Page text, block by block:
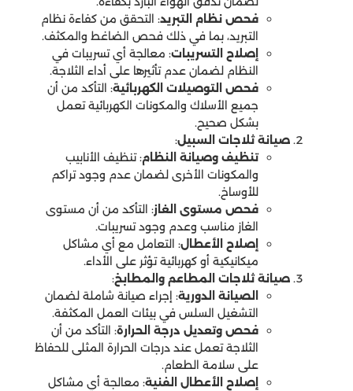
فحص نظام التبريد: التحقق من كفاءة نظام
التبريد، بما في ذلك فحص الضاغط والمكثف.
إصلاح التسريبات: معالجة أي تسريبات في
النظام لضمان عدم تأثيرها على أداء الثلاجة.
فحص التوصيلات الكهربائية: التأكد من أن
جميع الأسلاك والمكونات الكهربائية تعمل
بشكل صحيح.
صيانة ثلاجات السبيل:
تنظيف وصيانة النظام: تنظيف الأنابيب
والمكونات الأخرى لضمان عدم وجود تراكم
للأوساخ.
فحص مستوى الغاز: التأكد من أن مستوى
الغاز مناسب وعدم وجود تسريبات.
إصلاح الأعطال: التعامل مع أي مشاكل
ميكانيكية أو كهربائية تؤثر على الأداء.
صيانة ثلاجات المطاعم والمطابخ:
الصيانة الدورية: إجراء صيانة شاملة لضمان
التشغيل السلس في بيئات العمل المكثفة.
فحص وتعديل درجة الحرارة: التأكد من أن
الثلاجة تعمل عند درجات الحرارة المثلى للحفاظ
على سلامة الطعام.
إصلاح الأعطال الفنية: معالجة أي مشاكل